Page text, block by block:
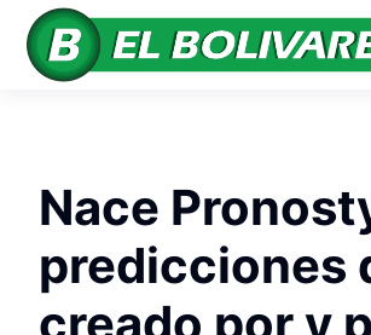
Nace
predicciones